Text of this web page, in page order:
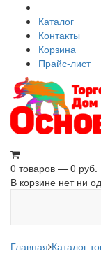
Каталог
Контакты
Корзина
Прайс-лист
0 товаров — 0 руб.
В корзине нет ни
Главная Каталог